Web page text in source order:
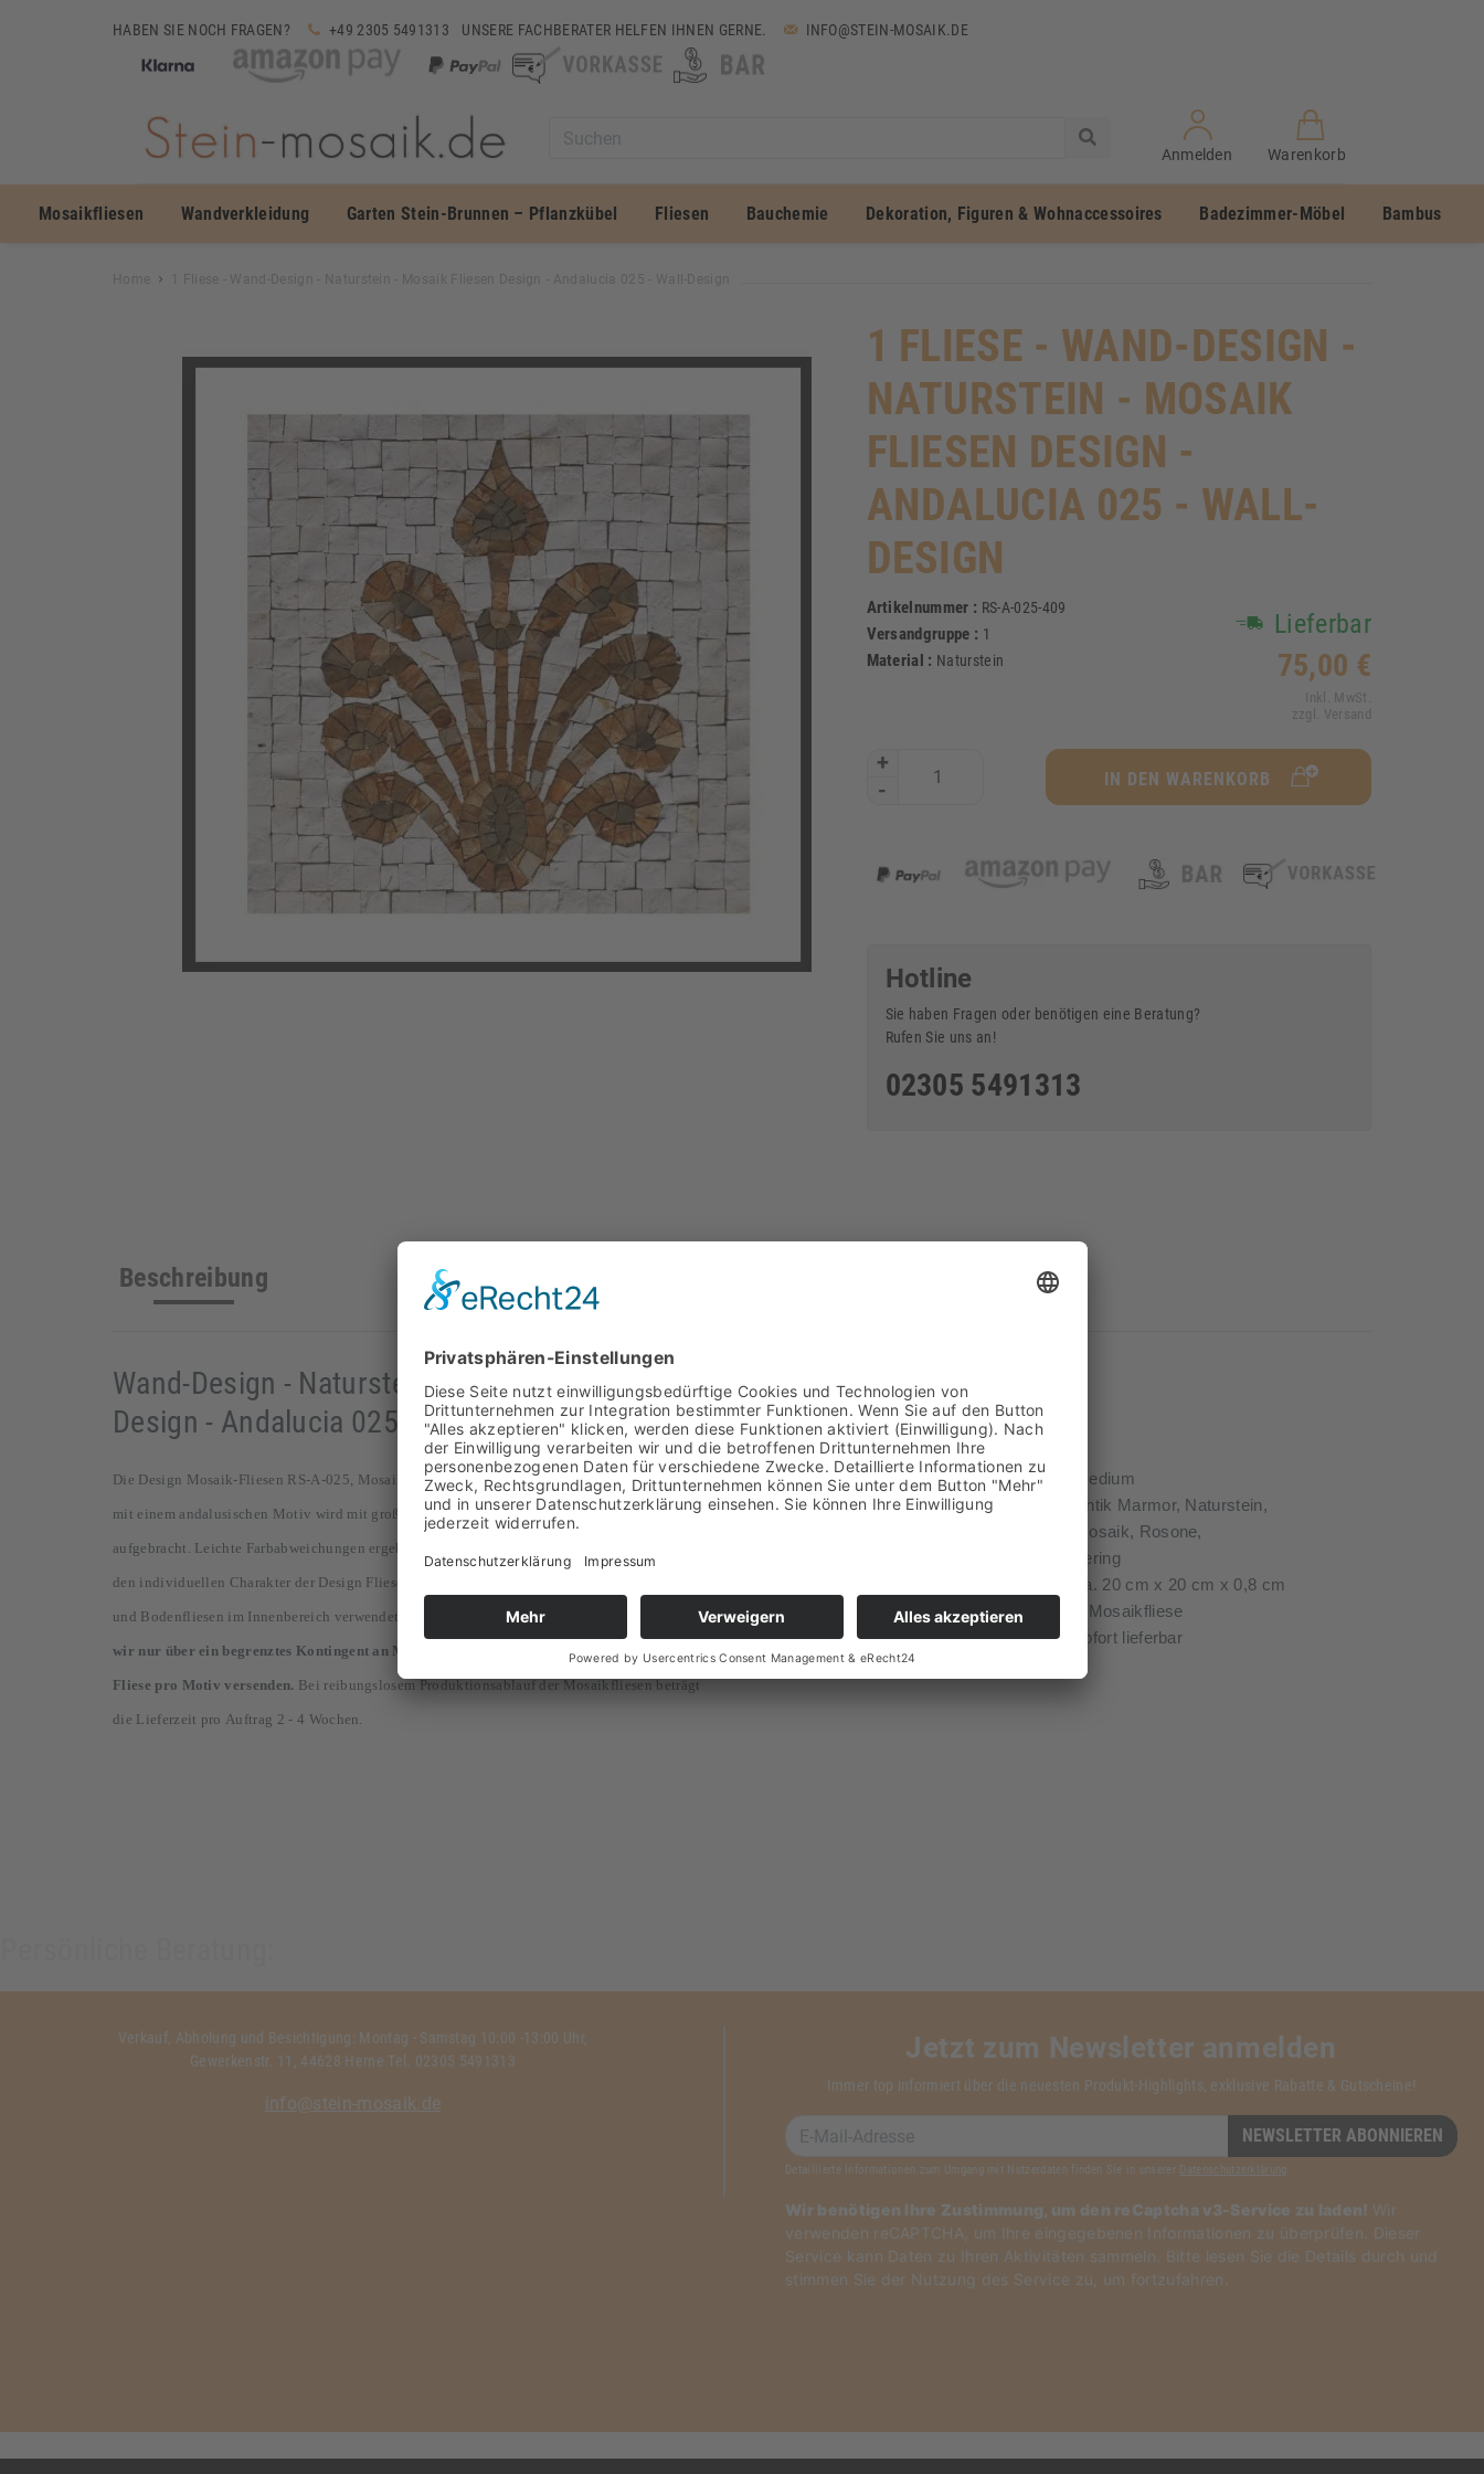
HABEN SIE NOCH FRAGEN? +49 2305 5491313 UNSERE FACHBERATER HELFEN IHNEN GERNE. INFO@STEIN-MOSAIK.DE
Anmelden Warenkorb
Mosaikfliesen Wandverkleidung Garten Stein-Brunnen – Pflanzkübel Fliesen Bauchemie Dekoration, Figuren & Wohnaccessoires Badezimmer-Möbel Bambus
Home 1 Fliese - Wand-Design - Naturstein - Mosaik Fliesen Design - Andalucia 025 - Wall-Design
1 FLIESE - WAND-DESIGN -
NATURSTEIN - MOSAIK
FLIESEN DESIGN -
ANDALUCIA 025 - WALL-
DESIGN
Artikelnummer : RS-A-025-409
Versandgruppe : 1
Material : Naturstein
Lieferbar
75,00 €
Inkl. MwSt.
zzgl. Versand
+
-
IN DEN WARENKORB
Hotline
Sie haben Fragen oder benötigen eine Beratung?
Rufen Sie uns an!
02305 5491313
Beschreibung
Wand-Design - Naturstein - Mosaik Fliesen
Design - Andalucia 025 - Wall-Design
Die Design Mosaik-Fliesen RS-A-025, Mosaikfliesen aus der Serie Andalucia. Dieses Mosaik
mit einem andalusischen Motiv wird mit großer Sorgfalt per Handarbeit auf ein Netz
aufgebracht. Leichte Farbabweichungen ergeben sich durch den Naturstein und unterstützen
den individuellen Charakter der Design Fliesen. Dieses Marmormosaik kann als Wandfliesen
und Bodenfliesen im Innenbereich verwendet werden. Individuelle Formate auf Anfrage.
wir nur über ein begrenztes Kontingent an Musterfliesen verfügen, können wir nur eine
Fliese pro Motiv versenden. Bei reibungslosem Produktionsablauf der Mosaikfliesen beträgt
die Lieferzeit pro Auftrag 2 - 4 Wochen.
Musterfliesen lieferbar
Spezifikation
Farbintensität bei Imprägnierung
medium
Material
Antik Marmor, Naturstein,
Mosaik, Rosone,
gering
ca. 20 cm x 20 cm x 0,8 cm
Stück
1 Mosaikfliese
Lieferzeit
sofort lieferbar
Verkauf, Abholung und Besichtigung: Montag - Samstag 10:00 -13:00 Uhr,
Gewerkenstr. 11, 44628 Herne Tel. 02305 5491313
info@stein-mosaik.de
Jetzt zum Newsletter anmelden
Immer top informiert über die neuesten Produkt-Highlights, exklusive Rabatte & Gutscheine!
NEWSLETTER ABONNIEREN
Detaillierte Informationen zum Umgang mit Nutzerdaten finden Sie in unserer Datenschutzerklärung
Wir benötigen Ihre Zustimmung, um den reCaptcha v3-Service zu laden! Wir
verwenden reCAPTCHA, um Ihre eingegebenen Informationen zu überprüfen. Dieser
Service kann Daten zu Ihren Aktivitäten sammeln. Bitte lesen Sie die Details durch und
stimmen Sie der Nutzung des Service zu , um fortzufahren.